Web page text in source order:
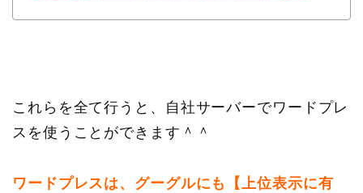
これらを全て行うと、自社サーバーでワードプレ
スを使うことができます＾＾
ワードプレスは、グーグルにも【上位表示に有